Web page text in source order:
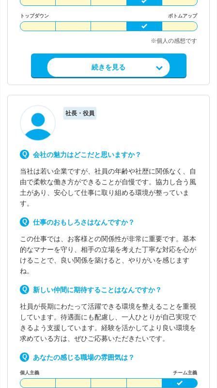
トップダウン ボトムアップ
※個人の感想です
求人情報を見る
続きを見る
社長・役員
会社の魅力はどこだと思いますか？
当社は若い企業ですが、社員の年齢や社歴に関係なく、自
由で柔軟な働き方ができることが自慢です。協力し合う風
土があり、安心して仕事に取り組める環境が整っていま
す。
仕事のおもしろさはなんですか？
この仕事では、お客様との関係性が非常に重要です。基本
的なマナーを守り、相手の立場を考えた丁寧な対応を心が
けることで、良い関係を築けると、やりがいを感じます
ね。
新しい仲間に期待することはなんですか？
社員が長期にわたって活躍できる環境を整えることを重視
しています。待遇面にも配慮し、一人ひとりが自己実現で
きるよう支援しています。経験を活かしてより良い環境を
求めている方は、ぜひご応募いただきたいです。
あなたの感じる職場の雰囲気は？
個人主義 チーム主義